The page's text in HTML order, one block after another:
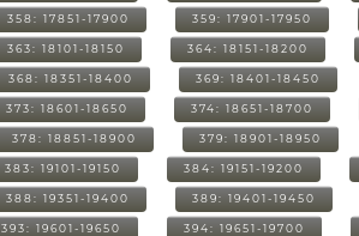
358: 17851-17900 359: 17901-17950
363: 18101-18150 364: 18151-18200
368: 18351-18400 369: 18401-18450
373: 18601-18650 374: 18651-18700
378: 18851-18900 379: 18901-18950
383: 19101-19150 384: 19151-19200
388: 19351-19400 389: 19401-19450
393: 19601-19650 394: 19651-19700